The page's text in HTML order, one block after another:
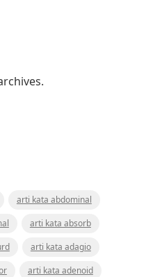
arti kata abdominal
arti kata absorb
arti kata adagio
arti kata adenoid